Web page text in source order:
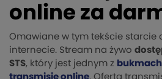
online za
Omawiane w tym tekście starcie
internecie. Stream na żywo
STS, który jest jednym z
transmisje online. Oferta